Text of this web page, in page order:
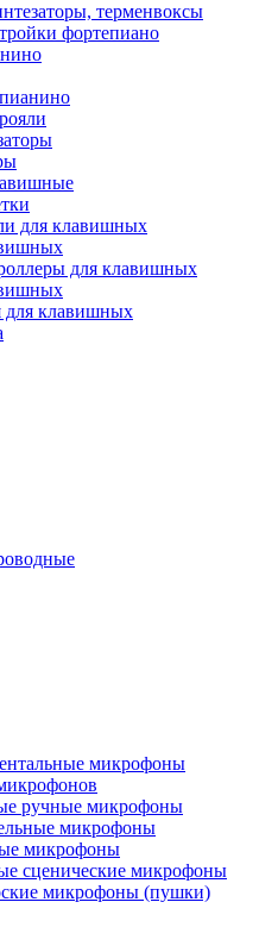
терменвоксы
фортепиано
для клавишных
для клавишных
для клавишных
микрофоны
ручные микрофоны
микрофоны
микрофоны
сценические микрофоны
микрофоны (пушки)